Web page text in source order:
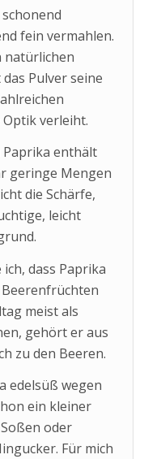
fein vermahlen.
natürlichen
Pulver seine
verleiht.
Paprika enthält
geringe Mengen
die Schärfe,
leicht
dass Paprika
meist als
gehört er aus
zu den Beeren.
edelsüß wegen
ein kleiner
oder
Für mich